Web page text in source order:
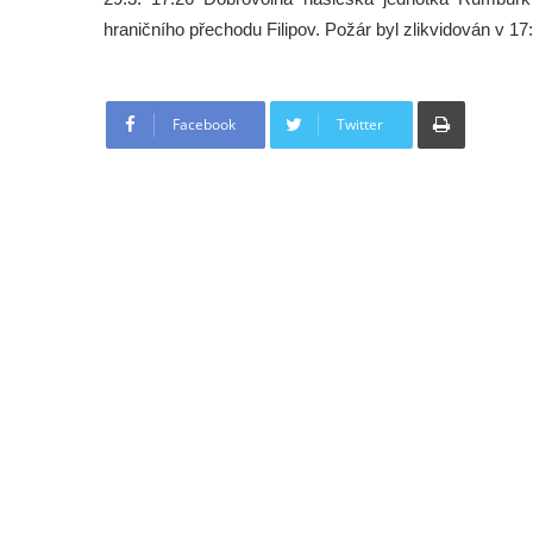
hraničního přechodu Filipov. Požár byl zlikvidován v
Facebook Twitter
Tisknout